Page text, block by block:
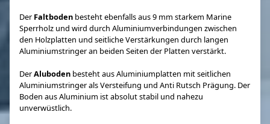
Der Faltboden besteht ebenfalls aus 9 mm starkem Marine
Sperrholz und wird durch Aluminiumverbindungen zwischen
den Holzplatten und seitliche Verstärkungen durch langen
Aluminiumstringer an beiden Seiten der Platten verstärkt.
DerAluboden besteht aus Aluminiumplatten mit seitlichen
Aluminiumstringer als Versteifung und Anti Rutsch Prägung. Der
Boden aus Aluminium ist absolut stabil und nahezu
unverwüstlich.